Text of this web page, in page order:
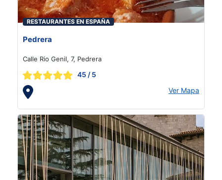
RESTAURANTES EN ESPAÑA
Pedrera
Calle Rio Genil, 7, Pedrera
45 / 5
Ver Mapa